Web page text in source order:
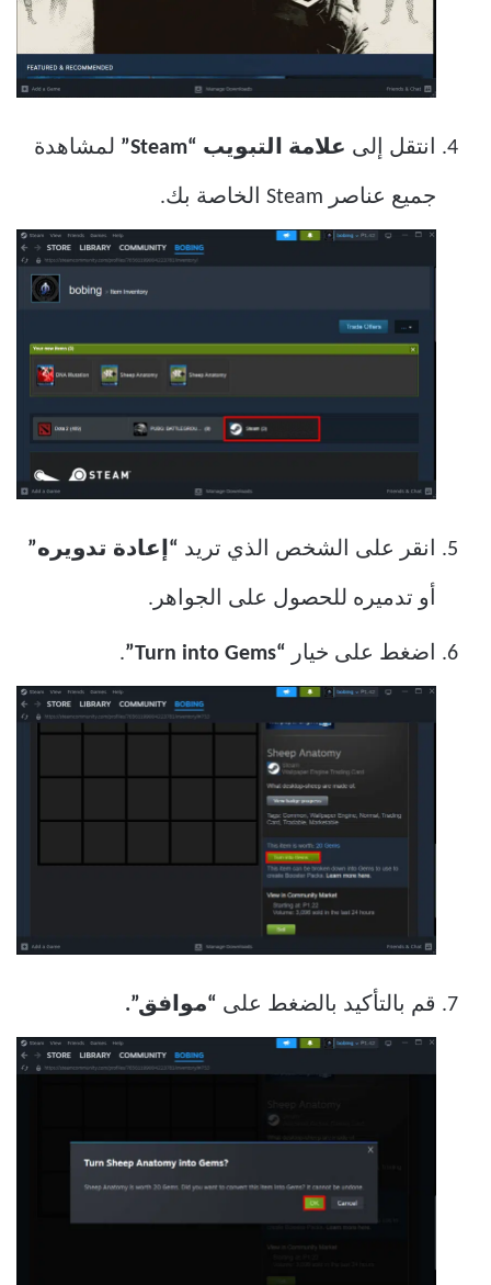
انتقل إلى علامة التبويب “Steam” لمشاهدة
جميع عناصر Steam الخاصة بك.
انقر على الشخص الذي تريد “إعادة تدويره”
أو تدميره للحصول على الجواهر.
اضغط على خيار “Turn into Gems”
.
قم بالتأكيد بالضغط على “موافق”.